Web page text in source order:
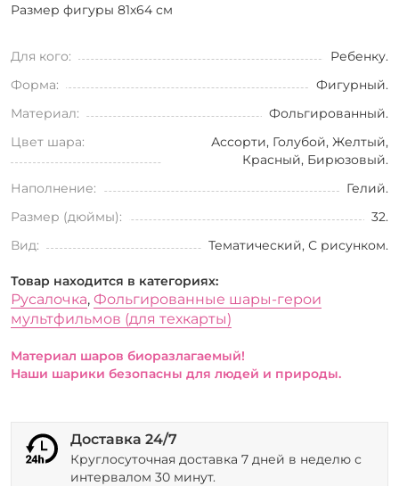
Размер фигуры 81х64 см
Для кого:
Ребенку.
Форма:
Фигурный.
Материал:
Фольгированный.
Цвет шара:
Ассорти, Голубой, Желтый,
Красный, Бирюзовый.
Наполнение:
Гелий.
Размер (дюймы):
32.
Вид:
Тематический, С рисунком.
Товар находится в категориях:
Русалочка, Фольгированные шары-герои
мультфильмов (для техкарты)
Материал шаров биоразлагаемый!
Наши шарики безопасны для людей и природы.
Доставка 24/7
Круглосуточная доставка 7 дней в неделю с
интервалом 30 минут.